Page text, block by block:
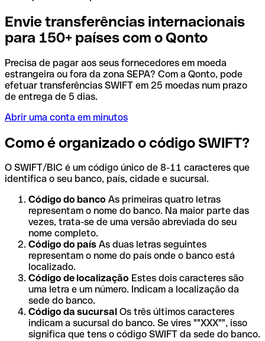
Envie transferências internacionais
para 150+ países com o Qonto
Precisa de pagar aos seus fornecedores em moeda
estrangeira ou fora da zona SEPA? Com a Qonto, pode
efetuar transferências SWIFT em 25 moedas num prazo
de entrega de 5 dias.
Abrir uma conta em minutos
Como é organizado o código SWIFT?
O SWIFT/BIC é um código único de 8-11 caracteres que
identifica o seu banco, país, cidade e sucursal.
Código do banco As primeiras quatro letras
representam o nome do banco. Na maior parte das
vezes, trata-se de uma versão abreviada do seu
nome completo.
Código do país As duas letras seguintes
representam o nome do país onde o banco está
localizado.
Código de localização Estes dois caracteres são
uma letra e um número. Indicam a localização da
sede do banco.
Código da sucursal Os três últimos caracteres
indicam a sucursal do banco. Se vires ""XXX"", isso
significa que tens o código SWIFT da sede do banco.